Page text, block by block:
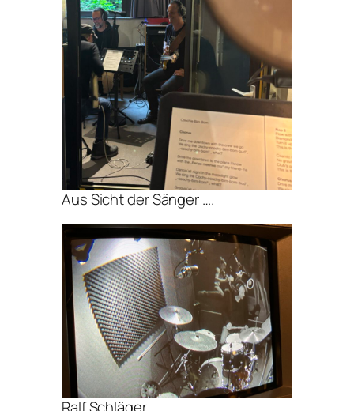
Aus Sicht der Sänger ….
Ralf Schläger